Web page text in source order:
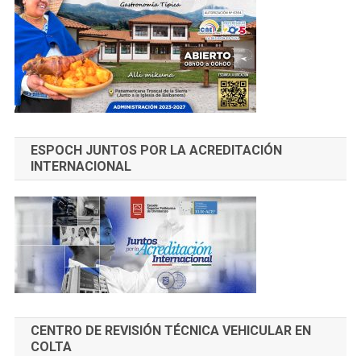
ESPOCH JUNTOS POR LA ACREDITACIÓN
INTERNACIONAL
CENTRO DE REVISIÓN TÉCNICA VEHICULAR EN
COLTA